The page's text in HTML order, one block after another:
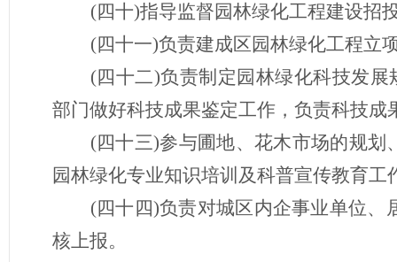
(四十)指导监督园林绿化工程建设招
(四十一)负责建成区园林绿化工程立
(四十二)负责制定园林绿化科技发
部门做好科技成果鉴定工作，负责科技成
(四十三)参与圃地、花木市场的规
园林绿化专业知识培训及科普宣传教育工
(四十四)负责对城区内企事业单位
核上报。